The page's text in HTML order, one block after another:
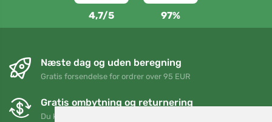
4,7/5 97%
Næste dag og uden beregning
Gratis forsendelse for ordrer over 95 EUR
Gratis ombytning og returnering
Du kan returnere eller bytte din ordre når som helst inden for